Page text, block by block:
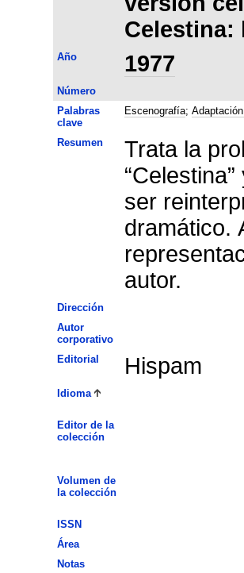
Celestina:
Año 1977
Número
Palabras
clave
Escenografía;
Resumen
Trata la
ser
dramático.
autor.
Dirección
Autor
corporativo
Editorial
Hispam
Idioma
Editor de la
colección
Volumen de
la colección
ISSN
Área
Notas